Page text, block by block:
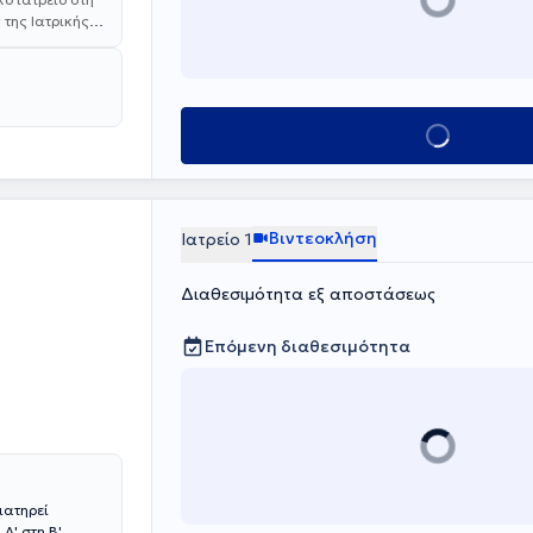
Ιατρικής
υπηρεσίας
-
στη
με
Συλλόγου
τους
και
Κλείσε ραντεβού
Ιατρείο 1 Βιντεοκλήση
Διαθεσιμότητα εξ αποστάσεως
Επόμενη διαθεσιμότητα